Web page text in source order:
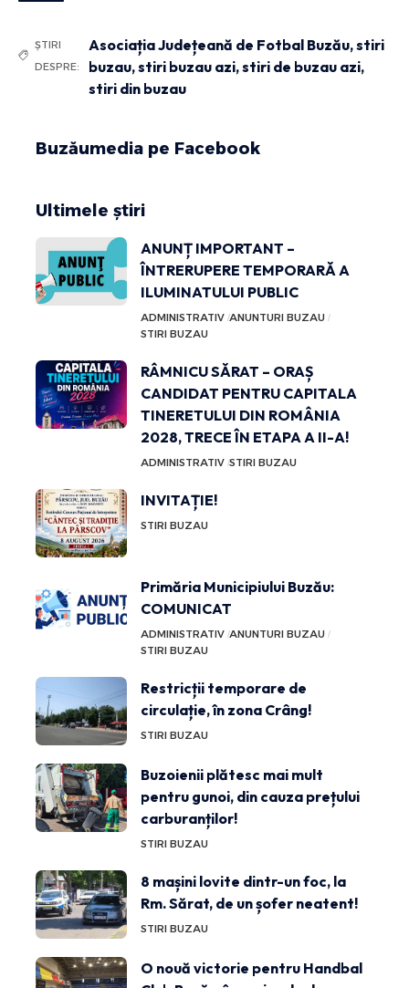
ȘTIRI
DESPRE:
Asociația Județeană de Fotbal Buzău,stiri
buzau,stiri buzau azi,stiri de buzau azi,
stiri din buzau
Buzăumedia pe Facebook
Ultimele știri
ANUNȚ IMPORTANT –
ÎNTRERUPERE TEMPORARĂ A
ILUMINATULUI PUBLIC
ADMINISTRATIV ANUNTURI BUZAU
STIRI BUZAU
RÂMNICU SĂRAT – ORAȘ
CANDIDAT PENTRU CAPITALA
TINERETULUI DIN ROMÂNIA
2028, TRECE ÎN ETAPA A II-A!
ADMINISTRATIV STIRI BUZAU
INVITAȚIE!
STIRI BUZAU
Primăria Municipiului Buzău:
COMUNICAT
ADMINISTRATIV ANUNTURI BUZAU
STIRI BUZAU
Restricții temporare de
circulație, în zona Crâng!
STIRI BUZAU
Buzoienii plătesc mai mult
pentru gunoi, din cauza prețului
carburanților!
STIRI BUZAU
8 mașini lovite dintr-un foc, la
Rm. Sărat, de un șofer neatent!
STIRI BUZAU
O nouă victorie pentru Handbal